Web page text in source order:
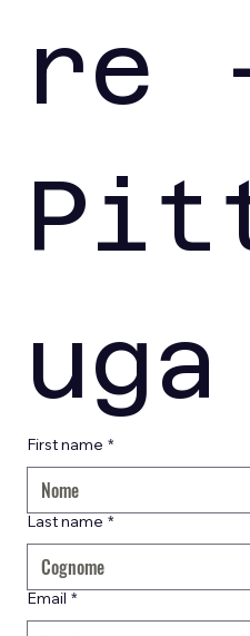
re
uga
First name *
Last name *
Email *